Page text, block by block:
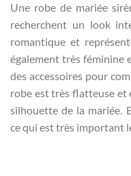
Une robe de mariée
recherchent un look
romantique et
également très féminine
des accessoires pour
robe est très flatteuse et
silhouette de la mariée.
ce qui est très important